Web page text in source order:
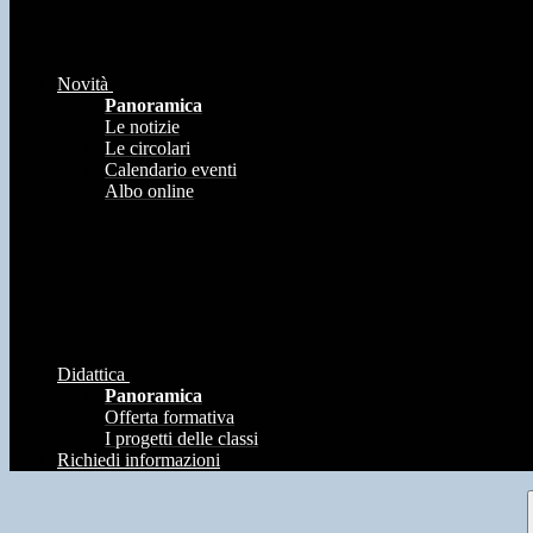
Novità
Panoramica
Le notizie
Le circolari
Calendario eventi
Albo online
Didattica
Panoramica
Offerta formativa
I progetti delle classi
Richiedi informazioni